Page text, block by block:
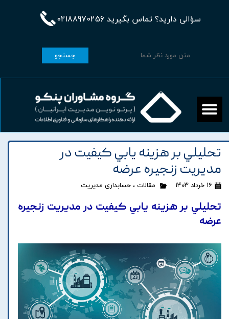
سؤالی دارید؟ تماس بگیرید 02188970256
جستجو
تحليلي بر هزينه يابي کيفيت در
مديريت زنجيره عرضه
۱۶ خرداد ۱۴۰۳ مقالات ، حسابداری مدیریت
تحليلي بر هزينه يابي کيفيت در مديريت زنجيره
عرضه